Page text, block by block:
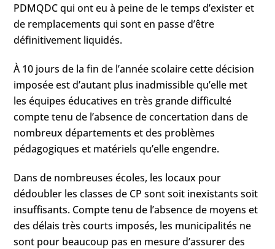
PDMQDC qui ont eu à peine de le temps d’exister et
de remplacements qui sont en passe d’être
définitivement liquidés.
À 10 jours de la fin de l’année scolaire cette décision
imposée est d’autant plus inadmissible qu’elle met
les équipes éducatives en très grande difficulté
compte tenu de l’absence de concertation dans de
nombreux départements et des problèmes
pédagogiques et matériels qu’elle engendre.
Dans de nombreuses écoles, les locaux pour
dédoubler les classes de CP sont soit inexistants soit
insuffisants. Compte tenu de l’absence de moyens et
des délais très courts imposés, les municipalités ne
sont pour beaucoup pas en mesure d’assurer des